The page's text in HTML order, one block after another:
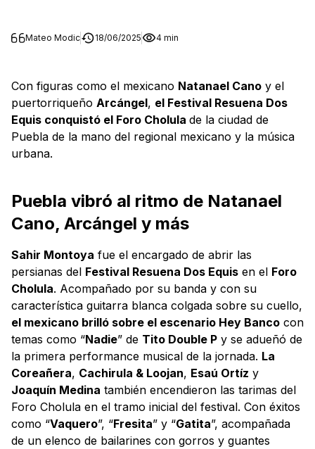
Mateo Modic 18/06/2025 4 min
Con figuras como el mexicano Natanael Cano y el
puertorriqueño Arcángel, el Festival Resuena Dos
Equis conquistó el Foro Cholula de la ciudad de
Puebla de la mano del regional mexicano y la música
urbana.
Puebla vibró al ritmo de Natanael
Cano, Arcángel y más
Sahir Montoya fue el encargado de abrir las
persianas del Festival Resuena Dos Equis en el Foro
Cholula. Acompañado por su banda y con su
característica guitarra blanca colgada sobre su cuello,
el mexicano brilló sobre el escenario Hey Banco con
temas como “Nadie” de Tito Double P y se adueñó de
la primera performance musical de la jornada. La
Coreañera, Cachirula & Loojan, Esaú Ortíz y
Joaquín Medina también encendieron las tarimas del
Foro Cholula en el tramo inicial del festival. Con éxitos
como “Vaquero”, “Fresita” y “Gatita”, acompañada
de un elenco de bailarines con gorros y guantes